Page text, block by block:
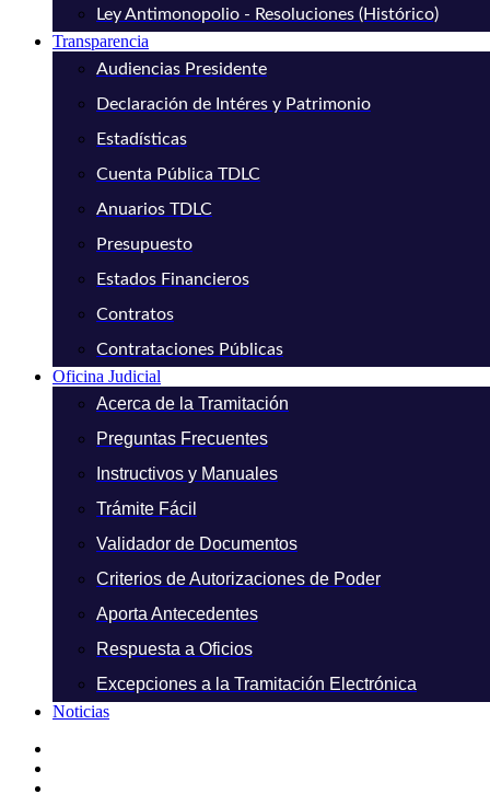
Ley Antimonopolio - Resoluciones (Histórico)
Transparencia
Audiencias Presidente
Declaración de Intéres y Patrimonio
Estadísticas
Cuenta Pública TDLC
Anuarios TDLC
Presupuesto
Estados Financieros
Contratos
Contrataciones Públicas
Oficina Judicial
Acerca de la Tramitación
Preguntas Frecuentes
Instructivos y Manuales
Trámite Fácil
Validador de Documentos
Criterios de Autorizaciones de Poder
Aporta Antecedentes
Respuesta a Oficios
Excepciones a la Tramitación Electrónica
Noticias